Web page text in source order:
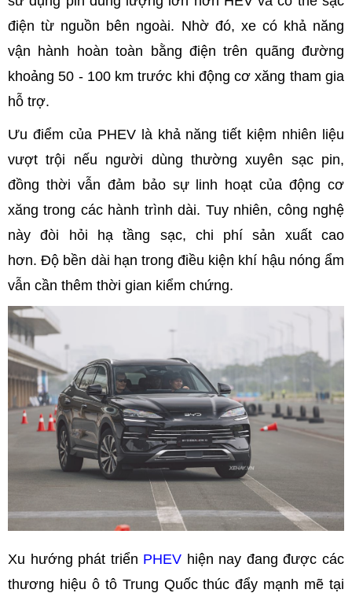
điện từ nguồn bên ngoài. Nhờ đó, xe có khả năng
vận hành hoàn toàn bằng điện trên quãng đường
khoảng 50 - 100 km trước khi động cơ xăng tham gia
hỗ trợ.
Ưu điểm của PHEV là khả năng tiết kiệm nhiên liệu
vượt trội nếu người dùng thường xuyên sạc pin,
đồng thời vẫn đảm bảo sự linh hoạt của động cơ
xăng trong các hành trình dài. Tuy nhiên, công nghệ
này đòi hỏi hạ tầng sạc, chi phí sản xuất cao
hơn. Độ bền dài hạn trong điều kiện khí hậu nóng ẩm
vẫn cần thêm thời gian kiểm chứng.
Xu hướng phát triển PHEV hiện nay đang được các
thương hiệu ô tô Trung Quốc thúc đẩy mạnh mẽ tại